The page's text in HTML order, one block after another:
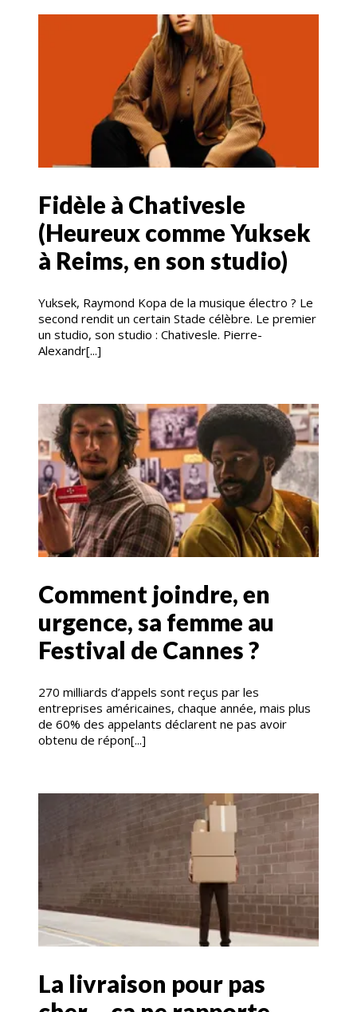
Fidèle à Chativesle
(Heureux comme Yuksek
à Reims, en son studio)
Yuksek, Raymond Kopa de la musique électro ? Le
second rendit un certain Stade célèbre. Le premier
un studio, son studio : Chativesle. Pierre-
Alexandr[...]
Comment joindre, en
urgence, sa femme au
Festival de Cannes ?
270 milliards d’appels sont reçus par les
entreprises américaines, chaque année, mais plus
de 60% des appelants déclarent ne pas avoir
obtenu de répon[...]
La livraison pour pas